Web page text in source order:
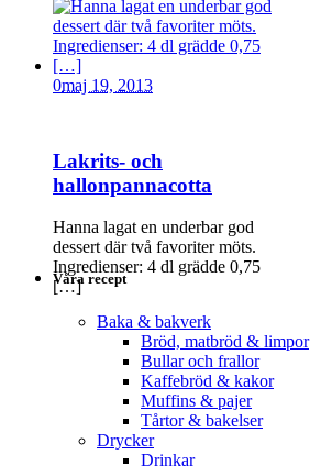
0maj 19, 2013
Lakrits- och
hallonpannacotta
Hanna lagat en underbar god
dessert där två favoriter möts.
Ingredienser: 4 dl grädde 0,75
[…]
Våra recept
Baka & bakverk
Bröd, matbröd & limpor
Bullar och frallor
Kaffebröd & kakor
Muffins & pajer
Tårtor & bakelser
Drycker
Drinkar